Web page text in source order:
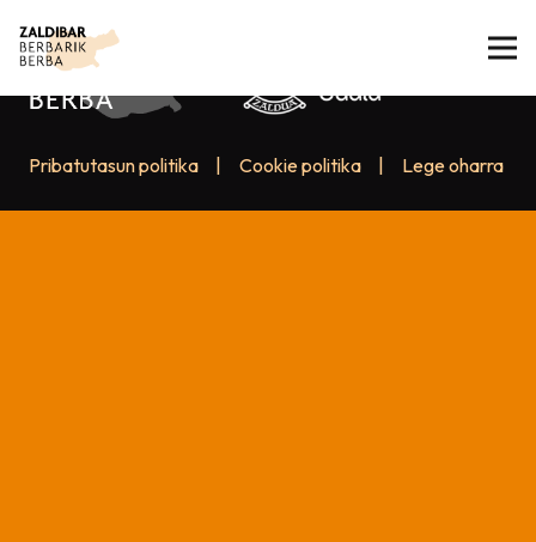
Pribatutasun politika Cookie politika Lege oharra